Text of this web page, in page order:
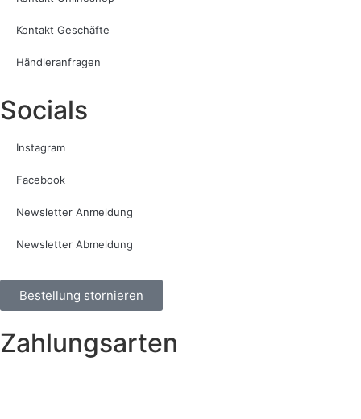
Kontakt Geschäfte
Händleranfragen
Socials
Instagram
Facebook
Newsletter Anmeldung
Newsletter Abmeldung
Bestellung stornieren
Zahlungsarten